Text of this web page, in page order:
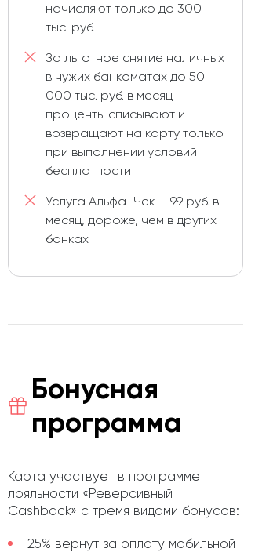
начисляют только до 300
тыс. руб.
За льготное снятие наличных
в чужих банкоматах до 50
000 тыс. руб. в месяц
проценты списывают и
возвращают на карту только
при выполнении условий
бесплатности
Услуга Альфа-Чек – 99 руб. в
месяц, дороже, чем в других
банках
Бонусная
программа
Карта участвует в программе
лояльности «Реверсивный
Cashback» с тремя видами бонусов:
25% вернут за оплату мобильной